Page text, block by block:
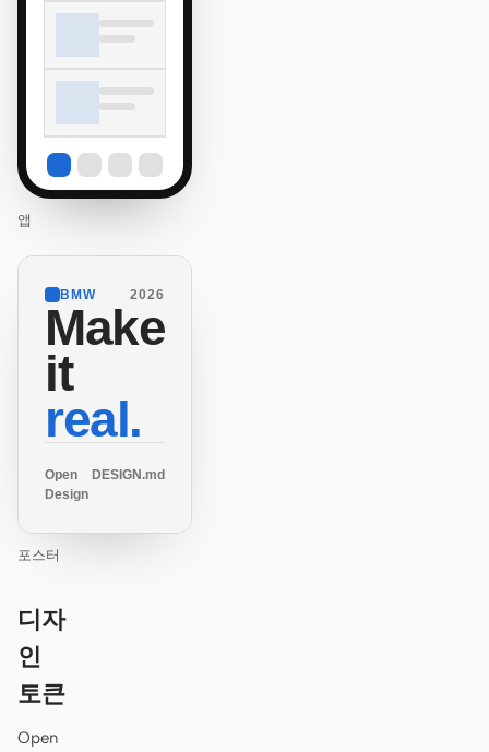
앱
BMW 2026
Make
it
real.
Open
Design
DESIGN.md
포스터
디자
인
토큰
Open